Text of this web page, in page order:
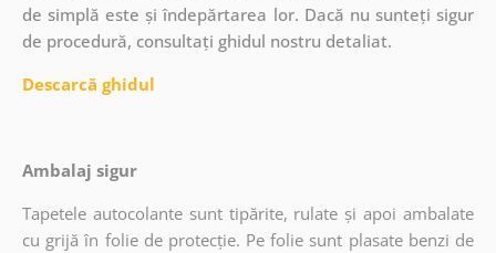
de simplă este și îndepărtarea lor. Dacă nu sunteți sigur
de procedură, consultați ghidul nostru detaliat.
Descarcă ghidul
Ambalaj sigur
Tapetele autocolante sunt tipărite, rulate și apoi ambalate
cu grijă în folie de protecție. Pe folie sunt plasate benzi de